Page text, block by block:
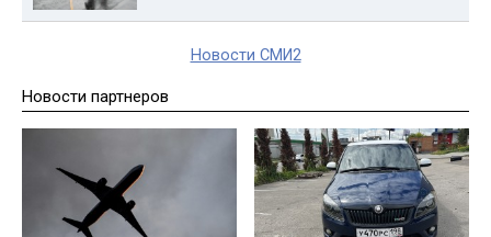
Новости СМИ2
Новости партнеров